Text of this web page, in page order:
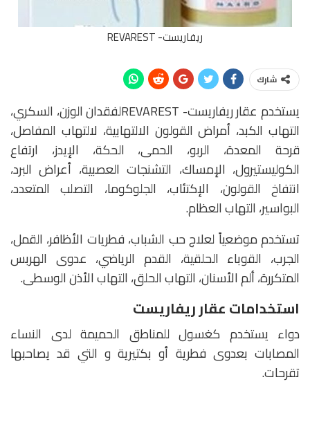
ريفاريست- REVAREST
شارك
يستخدم عقار ريفاريست- REVARESTلفقدان الوزن، السكري،
التهاب الكبد، أمراض القولون الالتهابية، لالتهاب المفاصل،
قرحة المعدة، الربو، الحمى، الحكة، الإيدز، ارتفاع
الكوليستيرول، الإمساك، التشنجات العصبية، أعراض البرد،
انتفاخ القولون، الإكتئاب، الجلوكوما، التصلب المتعدد،
البواسير، التهاب العظام.
تستخدم موضعياً لعلاج حب الشباب، فطريات الأظافر، القمل،
الجرب، القوباء الحلقية، القدم الرياضي، عدوى الهربس
المتكررة، ألم الأسنان، التهاب الحلق، التهاب الأذن الوسطى.
استخدامات عقار ريفاريست
دواء يستخدم كغسول للمناطق الحميمة لدى النساء
المصابات بعدوى فطرية أو بكتيرية و التي قد يصاحبها
تقرحات.